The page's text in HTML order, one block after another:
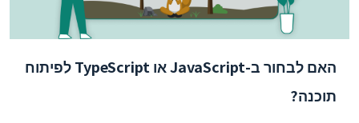
האם לבחור ב-JavaScript או TypeScript לפיתוח
תוכנה?